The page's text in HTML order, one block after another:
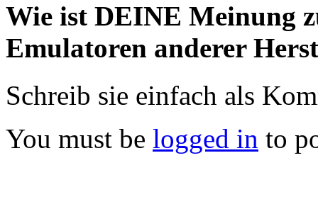
Wie ist DEINE Meinung
Emulatoren anderer
Schreib sie einfach als
You must be logged in to